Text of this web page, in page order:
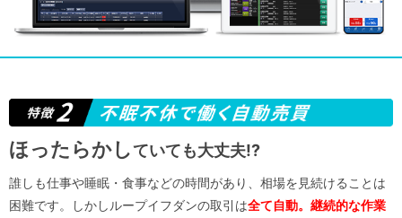
ほったらかしていても大丈夫!?
誰しも仕事や睡眠・食事などの時間があり、相場を見続けることは
困難です。しかしループイフダンの取引は全て自動。継続的な作業